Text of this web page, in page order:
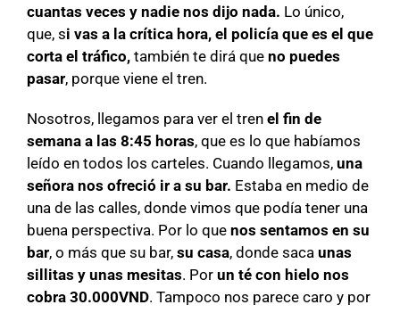
cuantas veces y nadie nos dijo nada. Lo único,
que, si vas a la crítica hora, el policía que es el que
corta el tráfico, también te dirá que no puedes
pasar, porque viene el tren.
Nosotros, llegamos para ver el tren el fin de
semana a las 8:45 horas, que es lo que habíamos
leído en todos los carteles. Cuando llegamos, una
señora nos ofreció ir a su bar. Estaba en medio de
una de las calles, donde vimos que podía tener una
buena perspectiva. Por lo que nos sentamos en su
bar, o más que su bar, su casa, donde saca unas
sillitas y unas mesitas. Por un té con hielo nos
cobra 30.000VND. Tampoco nos parece caro y por